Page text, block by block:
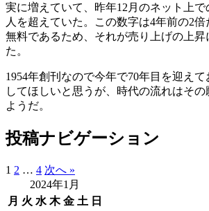
実に増えていて、昨年12月のネット上で
人を超えていた。この数字は4年前の2
無料であるため、それが売り上げの上昇
た。
1954年創刊なので今年で70年目を迎え
してほしいと思うが、時代の流れはそ
ようだ。
投稿ナビゲーション
1 2 … 4 次へ »
2024年1月
月 火 水 木 金 土 日